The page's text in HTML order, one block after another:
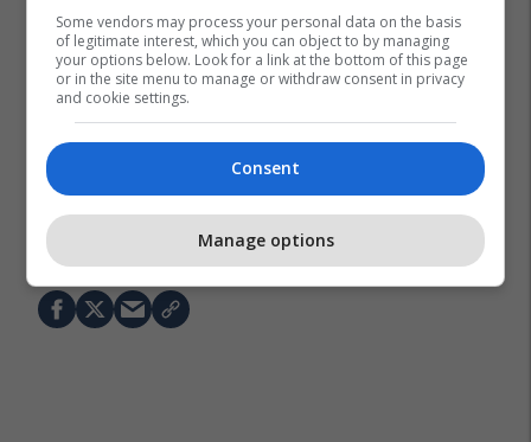
Anne Hathaway
Some vendors may process your personal data on the basis
of legitimate interest, which you can object to by managing
your options below. Look for a link at the bottom of this page
or in the site menu to manage or withdraw consent in privacy
and cookie settings.
Consent
Manage options